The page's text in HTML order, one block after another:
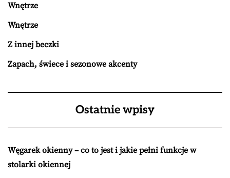
Wnętrze
Wnętrze
Z innej beczki
Zapach, świece i sezonowe akcenty
Ostatnie wpisy
Węgarek okienny – co to jest i jakie pełni funkcje w
stolarki okiennej